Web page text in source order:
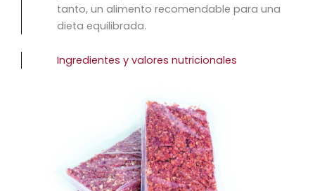
tanto, un alimento recomendable para una
dieta equilibrada.
Ingredientes y valores nutricionales